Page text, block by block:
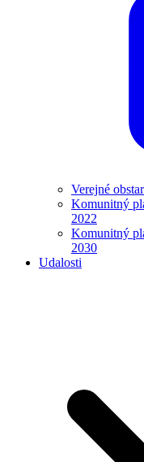
Verejné
Komunitný
2022
Komunitný
2030
Udalosti